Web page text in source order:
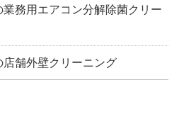
務用エアコン分解除菌クリー
舗外壁クリーニング